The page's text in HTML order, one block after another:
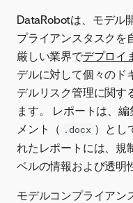
DataRobotは、モデル
プライアンスタスクを
厳しい業界でデプロイ
デルに対して個々のド
デルリスク管理に関す
ます。 レポートは、
メント（ .docx ）とし
れたレポートには、規
ベルの情報および透明
モデルコンプライアン